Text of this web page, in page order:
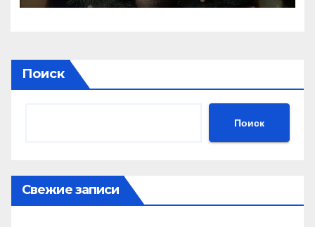
Поиск
Поиск
Свежие записи